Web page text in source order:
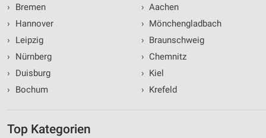
›
Bremen
›
Hannover
›
Leipzig
›
Nürnberg
›
Duisburg
›
Bochum
› Aachen
› Mönchengladbach
› Braunschweig
› Chemnitz
› Kiel
› Krefeld
Top Kategorien